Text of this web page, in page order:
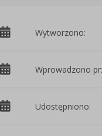
Wytworzono:
Wprowadzono
Udostępniono: